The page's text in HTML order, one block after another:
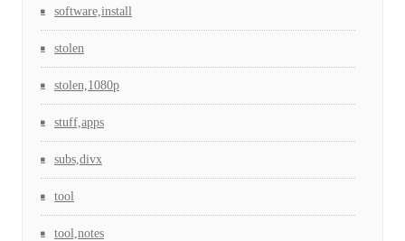
software,install
stolen
stolen,1080p
stuff,apps
subs,divx
tool
tool,notes